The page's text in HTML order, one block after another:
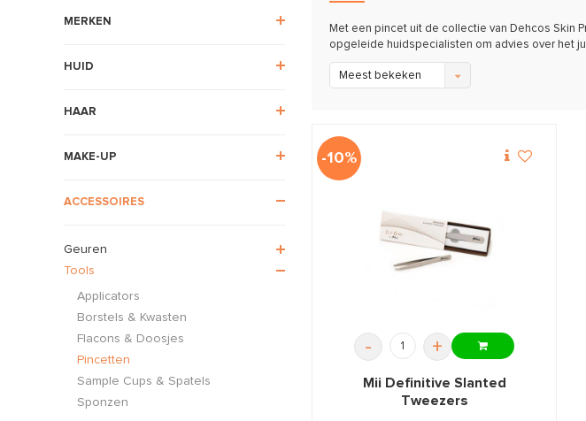
MERKEN
HUID
HAAR
MAKE-UP
ACCESSOIRES
Geuren
Tools
Applicators
Borstels & Kwasten
Flacons & Doosjes
Pincetten
Sample Cups & Spatels
Sponzen
Met een pincet uit de collectie van Dehcos Skin
opgeleide huidspecialisten om advies over het
Meest bekeken
-10%
- +
Mii Definitive Slanted
Tweezers